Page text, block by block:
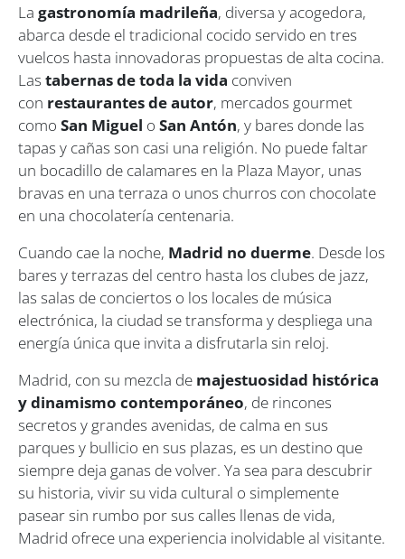
La gastronomía madrileña, diversa y acogedora,
abarca desde el tradicional cocido servido en tres
vuelcos hasta innovadoras propuestas de alta cocina.
Las tabernas de toda la vida conviven
con restaurantes de autor, mercados gourmet
como San Miguel o San Antón, y bares donde las
tapas y cañas son casi una religión. No puede faltar
un bocadillo de calamares en la Plaza Mayor, unas
bravas en una terraza o unos churros con chocolate
en una chocolatería centenaria.
Cuando cae la noche, Madrid no duerme. Desde los
bares y terrazas del centro hasta los clubes de jazz,
las salas de conciertos o los locales de música
electrónica, la ciudad se transforma y despliega una
energía única que invita a disfrutarla sin reloj.
Madrid, con su mezcla de majestuosidad histórica
y dinamismo contemporáneo, de rincones
secretos y grandes avenidas, de calma en sus
parques y bullicio en sus plazas, es un destino que
siempre deja ganas de volver. Ya sea para descubrir
su historia, vivir su vida cultural o simplemente
pasear sin rumbo por sus calles llenas de vida,
Madrid ofrece una experiencia inolvidable al visitante.